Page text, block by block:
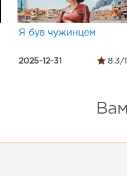
Я був чужинцем
2025-12-31 8.3/